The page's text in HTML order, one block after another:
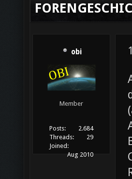
obi
Member
Posts:
2.684
Threads:
29
Joined:
Aug 2010